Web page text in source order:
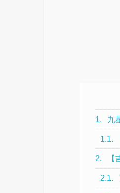
1. 九
1.1.
2. 【
2.1.